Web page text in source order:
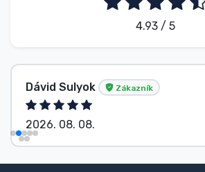
4.93 / 5
Dávid Sulyok Zákazník
2026. 08. 08.